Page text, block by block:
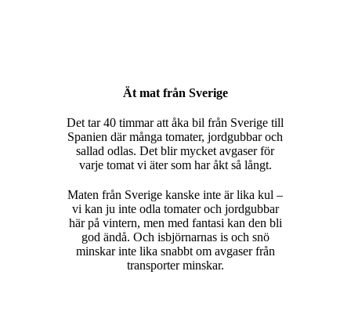
Ät mat från Sverige
Det tar 40 timmar att åka bil från Sverige till
Spanien där många tomater, jordgubbar och
sallad odlas. Det blir mycket avgaser för
varje tomat vi äter som har åkt så långt.
Maten från Sverige kanske inte är lika kul –
vi kan ju inte odla tomater och jordgubbar
här på vintern, men med fantasi kan den bli
god ändå. Och isbjörnarnas is och snö
minskar inte lika snabbt om avgaser från
transporter minskar.